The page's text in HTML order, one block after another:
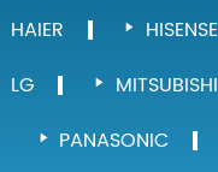
HAIER
HISENSE
LG
MITSUBISHI
PANASONIC